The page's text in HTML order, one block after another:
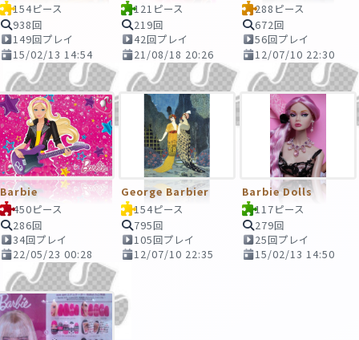
154ピース
938回
149回プレイ
15/02/13 14:54
121ピース
219回
42回プレイ
21/08/18 20:26
288ピース
672回
56回プレイ
12/07/10 22:30
Barbie
450ピース
286回
34回プレイ
22/05/23 00:28
George Barbier
154ピース
795回
105回プレイ
12/07/10 22:35
Barbie Dolls
117ピース
279回
25回プレイ
15/02/13 14:50